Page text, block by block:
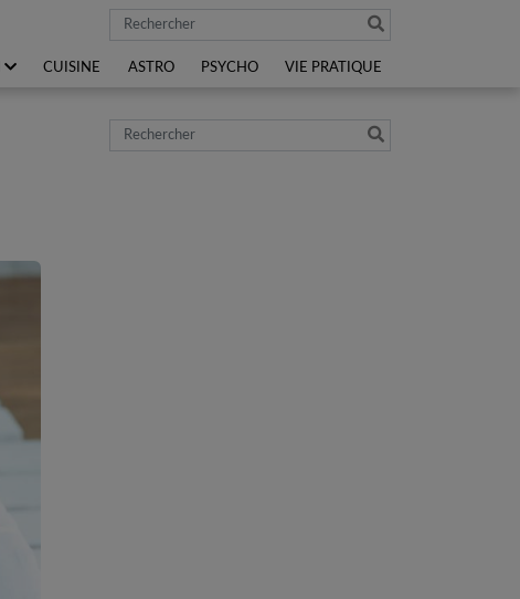
Rechercher
CUISINE ASTRO PSYCHO VIE PRATIQUE
Rechercher